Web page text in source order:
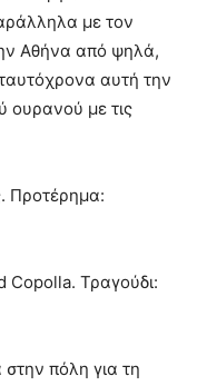
με τον
Αθήνα από ψηλά,
αυτή την
ουρανού με τις
Προτέρημα:
Copolla. Τραγούδι:
πόλη για τη